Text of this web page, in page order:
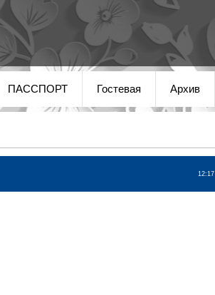
ПАССПОРТ Гостевая Архив
12:17